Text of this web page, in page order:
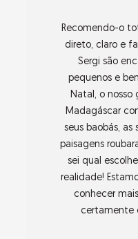
Recomendo-o
direto, claro e
Sergi são
pequenos e
Natal, o nosso
Madagáscar
seus baobás, as
paisagens
sei qual
realidade!
conhecer
certamente